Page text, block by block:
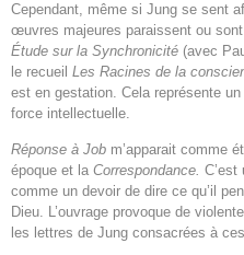
Cependant, même si Jung se sent
œuvres majeures paraissent ou
Étude sur la Synchronicité (avec
le recueil Les Racines de la
est en gestation. Cela représente
force intellectuelle.
Réponse à Job m’apparait comme
époque et la Correspondance. C’est
comme un devoir de dire ce qu’il
Dieu. L’ouvrage provoque de
les lettres de Jung consacrées à